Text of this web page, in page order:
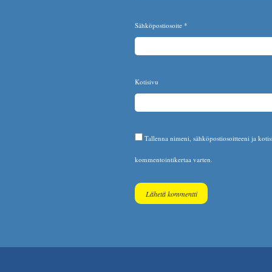
Sähköpostiosoite *
Kotisivu
Tallenna nimeni, sähköpostiosoitteeni ja
kommentointikertaa varten.